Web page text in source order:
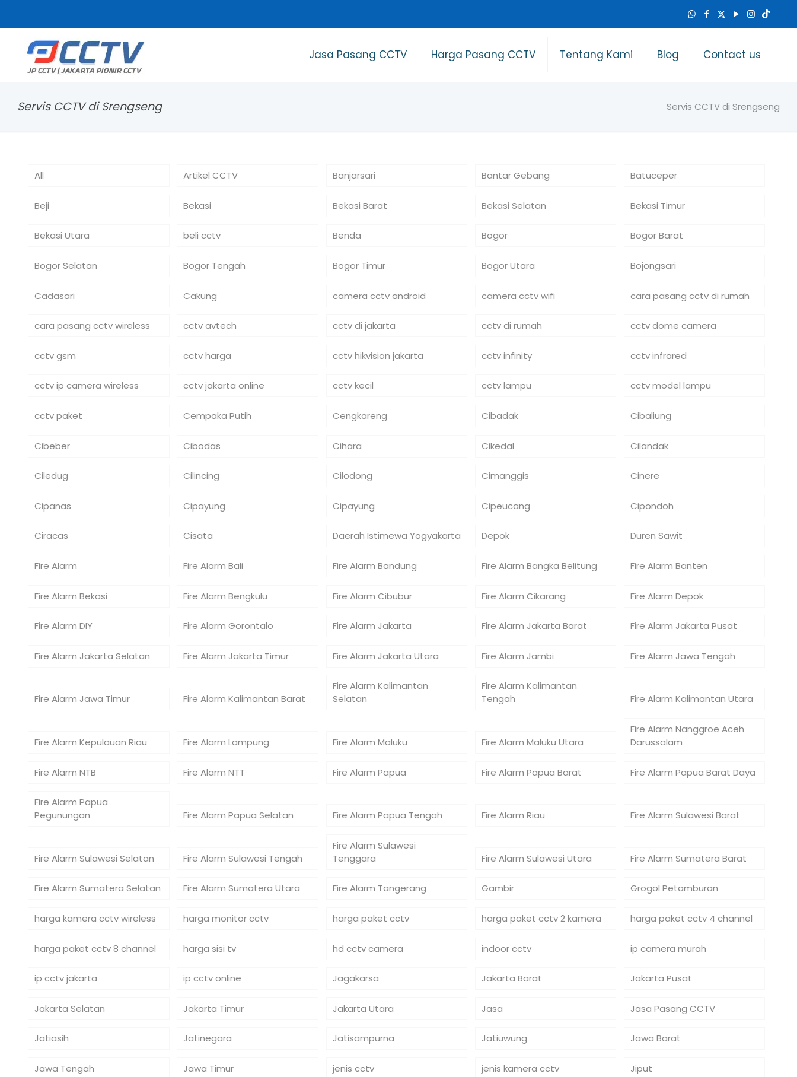
Jasa Pasang CCTV Harga Pasang CCTV Tentang Kami Blog Contact us
Servis CCTV di Srengseng Servis CCTV di Srengseng
All Artikel CCTV Banjarsari Bantar Gebang Batuceper
Beji Bekasi Bekasi Barat Bekasi Selatan Bekasi Timur
Bekasi Utara beli cctv Benda Bogor Bogor Barat
Bogor Selatan Bogor Tengah Bogor Timur Bogor Utara Bojongsari
Cadasari Cakung camera cctv android camera cctv wifi cara pasang cctv di rumah
cara pasang cctv wireless cctv avtech cctv di jakarta cctv di rumah cctv dome camera
cctv gsm cctv harga cctv hikvision jakarta cctv infinity cctv infrared
cctv ip camera wireless cctv jakarta online cctv kecil cctv lampu cctv model lampu
cctv paket Cempaka Putih Cengkareng Cibadak Cibaliung
Cibeber Cibodas Cihara Cikedal Cilandak
Ciledug Cilincing Cilodong Cimanggis Cinere
Cipanas Cipayung Cipayung Cipeucang Cipondoh
Ciracas Cisata Daerah Istimewa Yogyakarta Depok Duren Sawit
Fire Alarm Fire Alarm Bali Fire Alarm Bandung Fire Alarm Bangka Belitung Fire Alarm Banten
Fire Alarm Bekasi Fire Alarm Bengkulu Fire Alarm Cibubur Fire Alarm Cikarang Fire Alarm Depok
Fire Alarm DIY Fire Alarm Gorontalo Fire Alarm Jakarta Fire Alarm Jakarta Barat Fire Alarm Jakarta Pusat
Fire Alarm Jakarta Selatan Fire Alarm Jakarta Timur Fire Alarm Jakarta Utara Fire Alarm Jambi Fire Alarm Jawa Tengah
Fire Alarm Jawa Timur Fire Alarm Kalimantan Barat
Fire Alarm Kalimantan
Selatan
Fire Alarm Kalimantan
Tengah
Fire Alarm Kalimantan Utara
Fire Alarm Kepulauan Riau Fire Alarm Lampung Fire Alarm Maluku Fire Alarm Maluku Utara
Fire Alarm Nanggroe Aceh
Darussalam
Fire Alarm NTB Fire Alarm NTT Fire Alarm Papua Fire Alarm Papua Barat Fire Alarm Papua Barat Daya
Fire Alarm Papua
Pegunungan
Fire Alarm Papua Selatan Fire Alarm Papua Tengah Fire Alarm Riau Fire Alarm Sulawesi Barat
Fire Alarm Sulawesi Selatan Fire Alarm Sulawesi Tengah
Fire Alarm Sulawesi
Tenggara
Fire Alarm Sulawesi Utara Fire Alarm Sumatera Barat
Fire Alarm Sumatera Selatan Fire Alarm Sumatera Utara Fire Alarm Tangerang Gambir Grogol Petamburan
harga kamera cctv wireless harga monitor cctv harga paket cctv harga paket cctv 2 kamera harga paket cctv 4 channel
harga paket cctv 8 channel harga sisi tv hd cctv camera indoor cctv ip camera murah
ip cctv jakarta ip cctv online Jagakarsa Jakarta Barat Jakarta Pusat
Jakarta Selatan Jakarta Timur Jakarta Utara Jasa Jasa Pasang CCTV
Jatiasih Jatinegara Jatisampurna Jatiuwung Jawa Barat
Jawa Tengah Jawa Timur jenis cctv jenis kamera cctv Jiput